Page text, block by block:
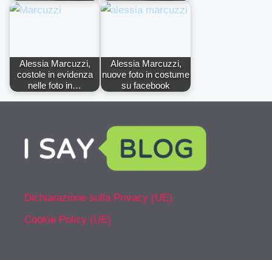
Alessia Marcuzzi,
costole in evidenza
nelle foto in…
Alessia Marcuzzi,
nuove foto in costume
su facebook
Dichiarazione sulla Privacy (UE)
Cookie Policy (UE)